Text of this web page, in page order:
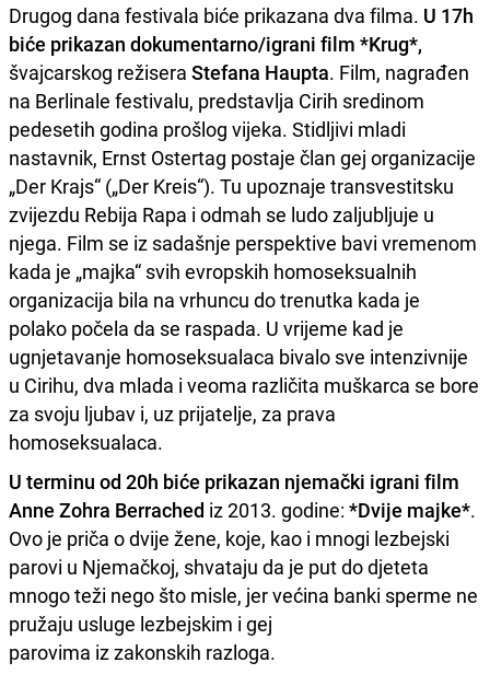
Drugog dana festivala biće prikazana dva filma. U 17h
biće prikazan dokumentarno/igrani film *Krug*,
švajcarskog režisera Stefana Haupta. Film, nagrađen
na Berlinale festivalu, predstavlja Cirih sredinom
pedesetih godina prošlog vijeka. Stidljivi mladi
nastavnik, Ernst Ostertag postaje član gej organizacije
„Der Krajs“ („Der Kreis“). Tu upoznaje transvestitsku
zvijezdu Rebija Rapa i odmah se ludo zaljubljuje u
njega. Film se iz sadašnje perspektive bavi vremenom
kada je „majka“ svih evropskih homoseksualnih
organizacija bila na vrhuncu do trenutka kada je
polako počela da se raspada. U vrijeme kad je
ugnjetavanje homoseksualaca bivalo sve intenzivnije
u Cirihu, dva mlada i veoma različita muškarca se bore
za svoju ljubav i, uz prijatelje, za prava
homoseksualaca.
U terminu od 20h biće prikazan njemački igrani film
Anne Zohra Berrached iz 2013. godine: *Dvije majke*.
Ovo je priča o dvije žene, koje, kao i mnogi lezbejski
parovi u Njemačkoj, shvataju da je put do djeteta
mnogo teži nego što misle, jer većina banki sperme ne
pružaju usluge lezbejskim i gej
parovima iz zakonskih razloga.